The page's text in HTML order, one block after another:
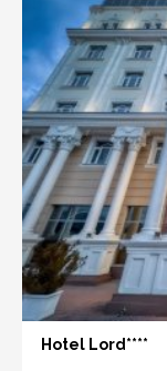
Hotel Lord****